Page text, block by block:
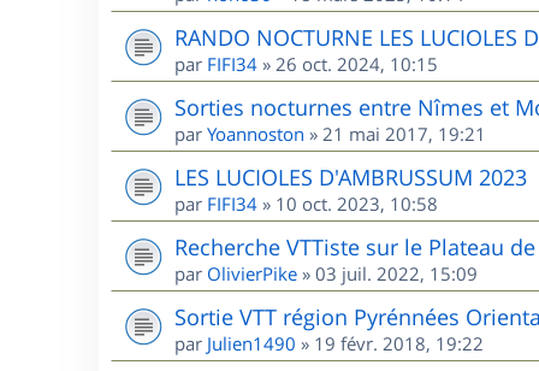
RANDO NOCTURNE LES LUCIOLES
par FIFI34 » 26 oct. 2024, 10:15
Sorties nocturnes entre Nîmes et
par Yoannoston » 21 mai 2017, 19:21
LES LUCIOLES D'AMBRUSSUM 2023
par FIFI34 » 10 oct. 2023, 10:58
Recherche VTTiste sur le Plateau
par OlivierPike » 03 juil. 2022, 15:09
Sortie VTT région Pyrénnées
par Julien1490 » 19 févr. 2018, 19:22